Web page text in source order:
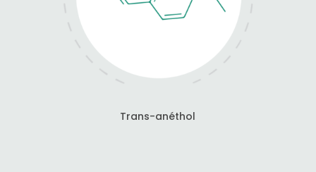
Trans-anéthol